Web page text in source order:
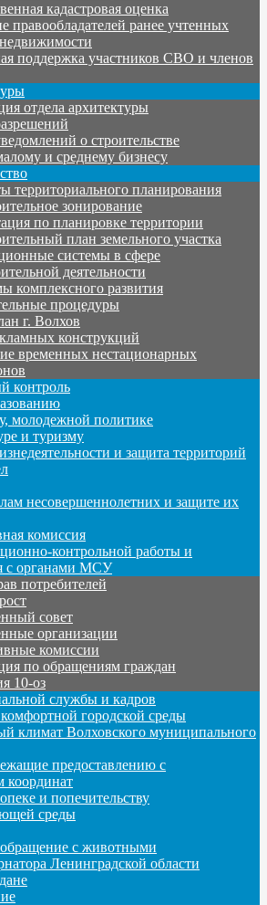
кадастровая оценка
правообладателей ранее учтенных
поддержка участников СВО и членов
отдела архитектуры
о строительстве
и среднему бизнесу
территориального планирования
зонирование
по планировке территории
план земельного участка
системы в сфере
деятельности
комплексного развития
процедуры
г. Волхов
конструкций
временных нестационарных
контроль
молодежной политике
и туризму
и защита территорий
несовершеннолетних и защите их
комиссия
контрольной работы и
с органами МСУ
потребителей
совет
организации
комиссии
по обращениям граждан
10-оз
службы и кадров
городской среды
климат Волховского муниципального
предоставлению с
координат
и попечительству
среды
с животными
Ленинградской области